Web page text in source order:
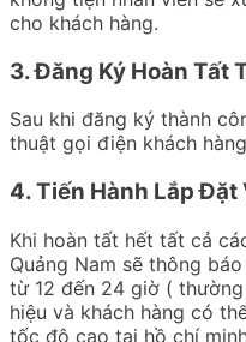
cho khách hàng.
3. Đăng Ký Hoàn Tất
Sau khi đăng ký thành
thuật gọi điện khách
4. Tiến Hành Lắp Đặt
Khi hoàn tất hết tất cả
Quảng Nam sẽ thông
từ 12 đến 24 giờ (
hiệu và khách hàng có
tốc độ cao tại hồ chí